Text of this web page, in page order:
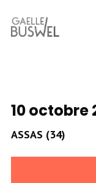
10 octobre
ASSAS (34)